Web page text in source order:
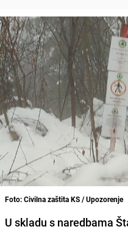
Foto: Civilna zaštita KS / Upozorenje
U skladu s naredbama